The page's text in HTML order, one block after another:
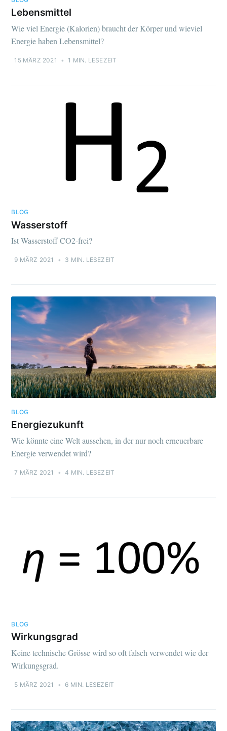
Lebensmittel
Wie viel Energie (Kalorien) braucht der Körper und wieviel
Energie haben Lebensmittel?
15 MÄRZ 2021 • 1 MIN. LESEZEIT
BLOG
Wasserstoff
Ist Wasserstoff CO2-frei?
9 MÄRZ 2021 • 3 MIN. LESEZEIT
BLOG
Energiezukunft
Wie könnte eine Welt aussehen, in der nur noch erneuerbare
Energie verwendet wird?
7 MÄRZ 2021 • 4 MIN. LESEZEIT
BLOG
Wirkungsgrad
Keine technische Grösse wird so oft falsch verwendet wie der
Wirkungsgrad.
5 MÄRZ 2021 • 6 MIN. LESEZEIT